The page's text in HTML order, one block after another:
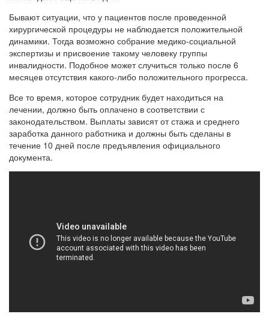
Бывают ситуации, что у пациентов после проведенной
хирургической процедуры не наблюдается положительной
динамики. Тогда возможно собрание медико-социальной
экспертизы и присвоение такому человеку группы
инвалидности. Подобное может случиться только после 6
месяцев отсутствия какого-либо положительного прогресса.
Все то время, которое сотрудник будет находиться на
лечении, должно быть оплачено в соответствии с
законодательством. Выплаты зависят от стажа и среднего
заработка данного работника и должны быть сделаны в
течение 10 дней после предъявления официального
документа.